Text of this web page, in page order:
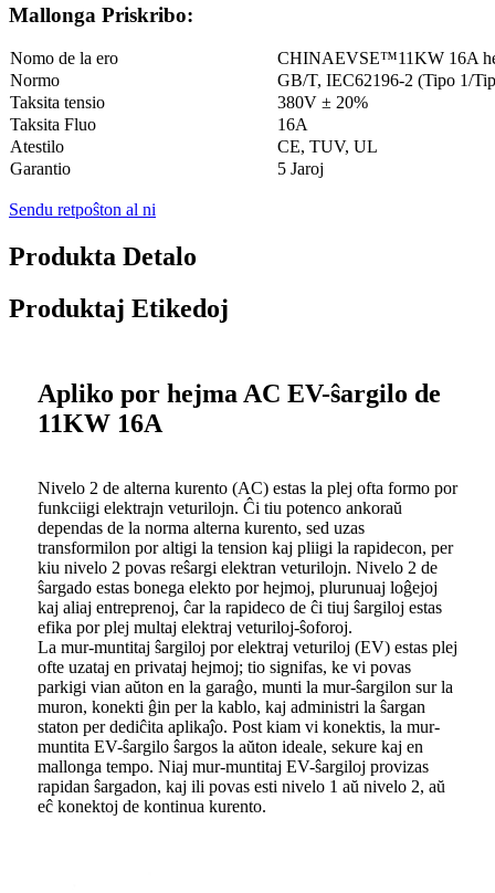
Mallonga Priskribo:
Nomo de la ero
CHINAEVSE™️11KW 16A
Normo
GB/T, IEC62196-2 (Tipo 1/
Taksita tensio
380V ± 20%
Taksita Fluo
16A
Atestilo
CE, TUV, UL
Garantio
5 Jaroj
Sendu retpoŝton al ni
Produkta Detalo
Produktaj Etikedoj
Apliko por hejma AC EV-ŝargilo de
11KW 16A
Nivelo 2 de alterna kurento (AC) estas la plej ofta formo por
funkciigi elektrajn veturilojn. Ĉi tiu potenco ankoraŭ
dependas de la norma alterna kurento, sed uzas
transformilon por altigi la tension kaj pliigi la rapidecon, per
kiu nivelo 2 povas reŝargi elektran veturilojn. Nivelo 2 de
ŝargado estas bonega elekto por hejmoj, plurunuaj loĝejoj
kaj aliaj entreprenoj, ĉar la rapideco de ĉi tiuj ŝargiloj estas
efika por plej multaj elektraj veturiloj-ŝoforoj.
La mur-muntitaj ŝargiloj por elektraj veturiloj (EV) estas plej
ofte uzataj en privataj hejmoj; tio signifas, ke vi povas
parkigi vian aŭton en la garaĝo, munti la mur-ŝargilon sur la
muron, konekti ĝin per la kablo, kaj administri la ŝargan
staton per dediĉita aplikaĵo. Post kiam vi konektis, la mur-
muntita EV-ŝargilo ŝargos la aŭton ideale, sekure kaj en
mallonga tempo. Niaj mur-muntitaj EV-ŝargiloj provizas
rapidan ŝargadon, kaj ili povas esti nivelo 1 aŭ nivelo 2, aŭ
eĉ konektoj de kontinua kurento.